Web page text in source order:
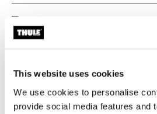
This website uses cookies
We use cookies to personalise
provide social media features and
Технические
Toggle guides and
Инструкции
Максимально